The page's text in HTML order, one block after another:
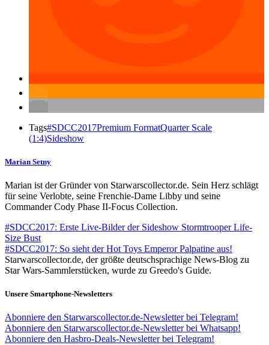
Tags#SDCC2017Premium FormatQuarter Scale
(1:4)Sideshow
Marian Setny
Marian ist der Gründer von Starwarscollector.de. Sein Herz schlägt
für seine Verlobte, seine Frenchie-Dame Libby und seine
Commander Cody Phase II-Focus Collection.
#SDCC2017: Erste Live-Bilder der Sideshow Stormtrooper Life-
Size Bust
#SDCC2017: So sieht der Hot Toys Emperor Palpatine aus!
Starwarscollector.de, der größte deutschsprachige News-Blog zu
Star Wars-Sammlerstücken, wurde zu Greedo's Guide.
Unsere Smartphone-Newsletters
Abonniere den Starwarscollector.de-Newsletter bei Telegram!
Abonniere den Starwarscollector.de-Newsletter bei Whatsapp!
Abonniere den Hasbro-Deals-Newsletter bei Telegram!